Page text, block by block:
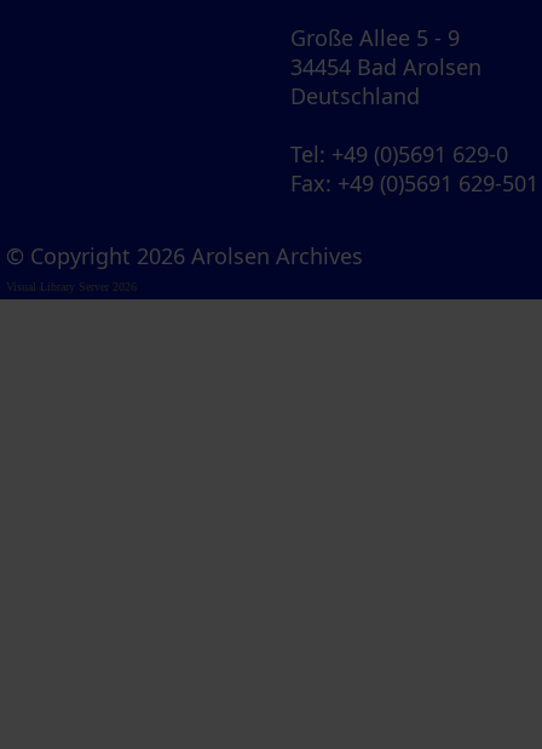
Große Allee 5 - 9
34454 Bad Arolsen
Deutschland
Tel: +49 (0)5691 629-0
Fax: +49 (0)5691 629-501
© Copyright 2026 Arolsen Archives
Visual Library Server 2026